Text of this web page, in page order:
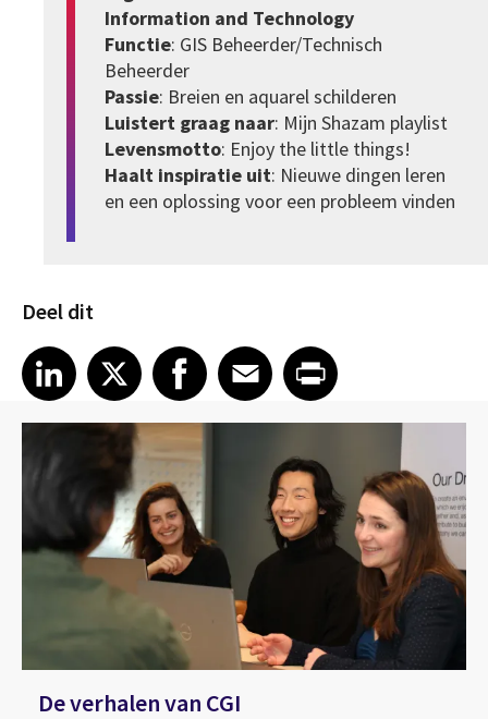
Information and Technology
Functie: GIS Beheerder/Technisch
Beheerder
Passie: Breien en aquarel schilderen
Luistert graag naar: Mijn Shazam playlist
Levensmotto: Enjoy the little things!
Haalt inspiratie uit: Nieuwe dingen leren
en een oplossing voor een probleem vinden
Deel dit
Share article on LinkedIn
LinkedIn
Share article on XShare article on Facebook
Facebook
Share article on Email
EmailShare article on Print
De verhalen van CGI